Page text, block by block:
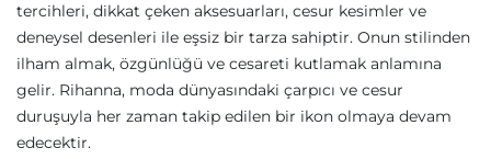
tercihleri, dikkat çeken aksesuarları, cesur kesimler ve
deneysel desenleri ile eşsiz bir tarza sahiptir. Onun stilinden
ilham almak, özgünlüğü ve cesareti kutlamak anlamına
gelir. Rihanna, moda dünyasındaki çarpıcı ve cesur
duruşuyla her zaman takip edilen bir ikon olmaya devam
edecektir.